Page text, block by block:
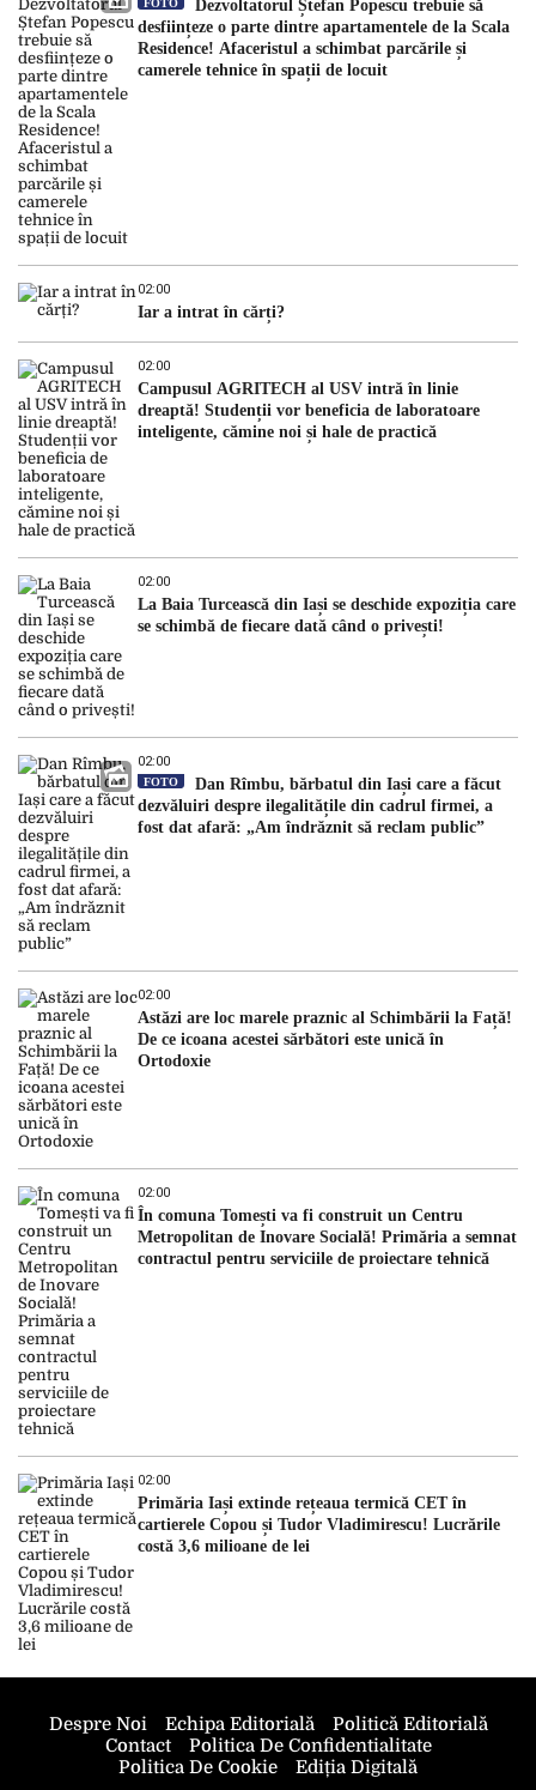
FOTO
Dezvoltatorul Ștefan Popescu trebuie să
desființeze o parte dintre apartamentele de la Scala
Residence! Afaceristul a schimbat parcările și
camerele tehnice în spații de locuit
02:00
Iar a intrat în cărți?
02:00
Campusul AGRITECH al USV intră în linie
dreaptă! Studenții vor beneficia de laboratoare
inteligente, cămine noi și hale de practică
02:00
La Baia Turcească din Iași se deschide expoziția care
se schimbă de fiecare dată când o privești!
02:00
FOTO
Dan Rîmbu, bărbatul din Iași care a făcut
dezvăluiri despre ilegalitățile din cadrul firmei, a
fost dat afară: „Am îndrăznit să reclam public”
02:00
Astăzi are loc marele praznic al Schimbării la Față!
De ce icoana acestei sărbători este unică în
Ortodoxie
02:00
În comuna Tomești va fi construit un Centru
Metropolitan de Inovare Socială! Primăria a semnat
contractul pentru serviciile de proiectare tehnică
02:00
Primăria Iași extinde rețeaua termică CET în
cartierele Copou și Tudor Vladimirescu! Lucrările
costă 3,6 milioane de lei
Despre Noi Echipa Editorială
Politică Editorială
Contact
Politica De Confidentialitate
Politica De Cookie
Ediția Digitală